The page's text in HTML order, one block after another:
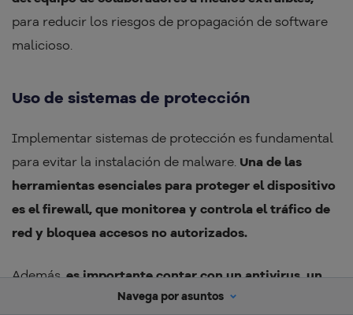
para reducir los riesgos de propagación de software
malicioso.
Uso de sistemas de protección
Implementar sistemas de protección es fundamental
para evitar la instalación de malware. Una de las
herramientas esenciales para proteger el dispositivo
es el firewall, que monitorea y controla el tráfico de
red y bloquea accesos no autorizados.
Además,es importante contar con un antivirus, un
software capaz de identificar, bloquear y eliminar
Navega por asuntos